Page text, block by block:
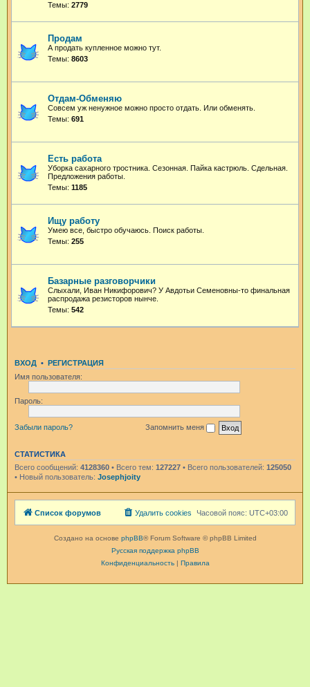
Темы: 2779
Продам
А продать купленное можно тут.
Темы: 8603
Отдам-Обменяю
Совсем уж ненужное можно просто отдать. Или обменять.
Темы: 691
Есть работа
Уборка сахарного тростника. Сезонная. Пайка кастрюль. Сдельная.
Предложения работы.
Темы: 1185
Ищу работу
Умею все, быстро обучаюсь. Поиск работы.
Темы: 255
Базарные разговорчики
Слыхали, Иван Никифорович? У Авдотьи Семеновны-то финальная
распродажа резисторов нынче.
Темы: 542
ВХОД • РЕГИСТРАЦИЯ
Имя пользователя:
Пароль:
Забыли пароль? Запомнить меня
СТАТИСТИКА
Всего сообщений: 4128360 • Всего тем: 127227 • Всего пользователей: 125050
• Новый пользователь: Josephjoity
Список форумов Часовой пояс: UTC+03:00
Удалить cookies
Создано на основе phpBB® Forum Software © phpBB Limited
Русская поддержка phpBB
Конфиденциальность| Правила